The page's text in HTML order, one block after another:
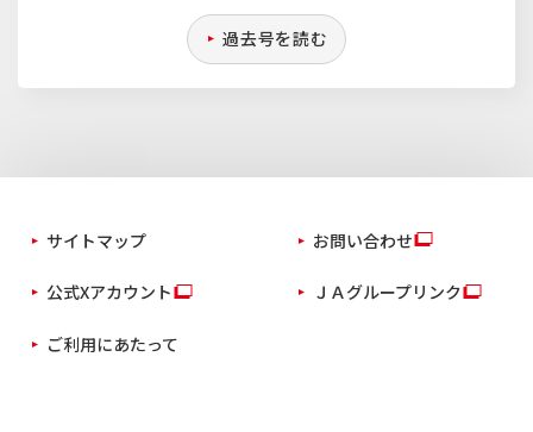
過去号を読む
サイトマップ お問い合わせ
公式Xアカウント ＪＡグループリンク
ご利用にあたって